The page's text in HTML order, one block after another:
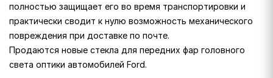
полностью защищает его во время транспортировки и
практически сводит к нулю возможность механического
повреждения при доставке по почте.
Продаются новые стекла для передних фар головного
света оптики автомобилей Ford.